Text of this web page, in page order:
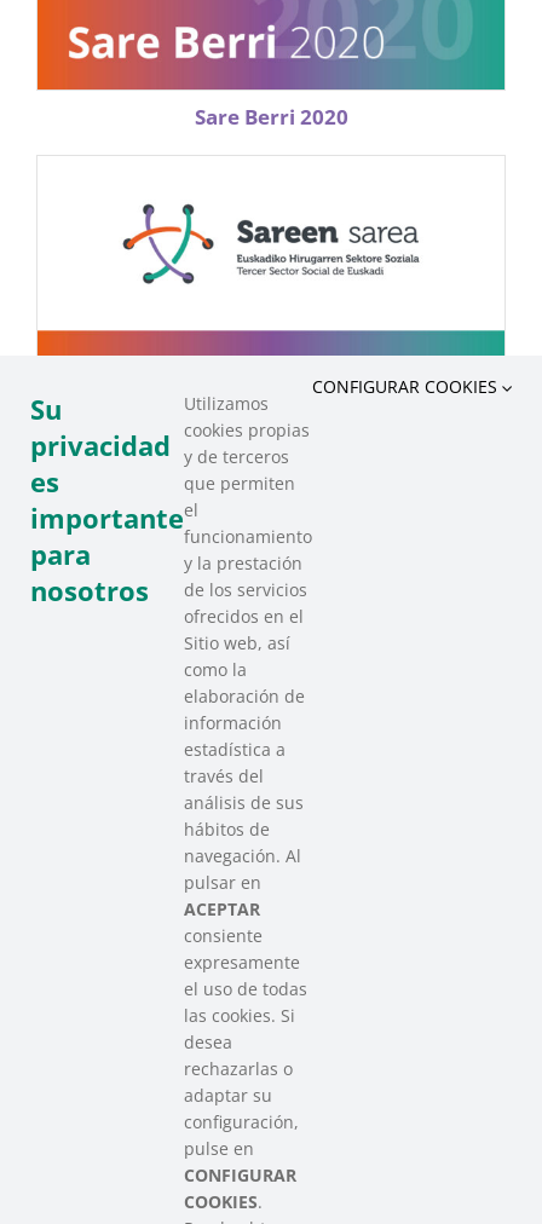
Sare Berri 2020
Sare Berri 2019
SAREEN SAREA
Asociación que agrupa a las redes
del Tercer Sector Social en Euskadi
Contacto
info@sareensarea.eu
Iparraguirre, 9 lonja – 48009 Bilbao
946 569 230
Colabora
Su
privacidad
es
importante
para
nosotros
Utilizamos
cookies propias
y de terceros
que permiten
el
funcionamiento
y la prestación
de los servicios
ofrecidos en el
Sitio web, así
como la
elaboración de
información
estadística a
través del
análisis de sus
hábitos de
navegación. Al
pulsar en
ACEPTAR
consiente
expresamente
el uso de todas
las cookies. Si
desea
rechazarlas o
adaptar su
configuración,
pulse en
CONFIGURAR
COOKIES.
CONFIGURAR COOKIES